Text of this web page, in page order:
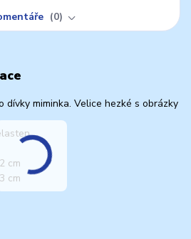
0
dívky miminka. Velice hezké s obrázky
cm
cm